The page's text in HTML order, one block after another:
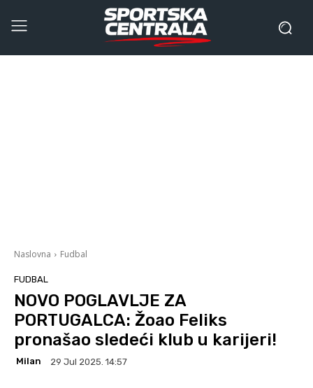
Naslovna Fudbal
FUDBAL
NOVO POGLAVLJE ZA
PORTUGALCA: Žoao Feliks
pronašao sledeći klub u karijeri!
Milan 29 Jul 2025. 14:57